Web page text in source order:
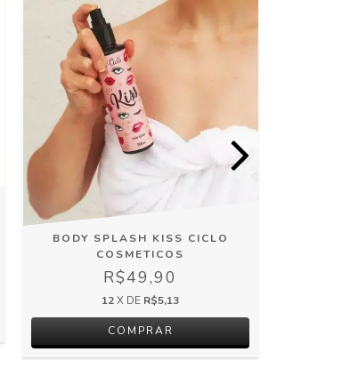
BODY SPLASH KISS CICLO
COSMETICOS
R$49,90
12X DE R$5,13